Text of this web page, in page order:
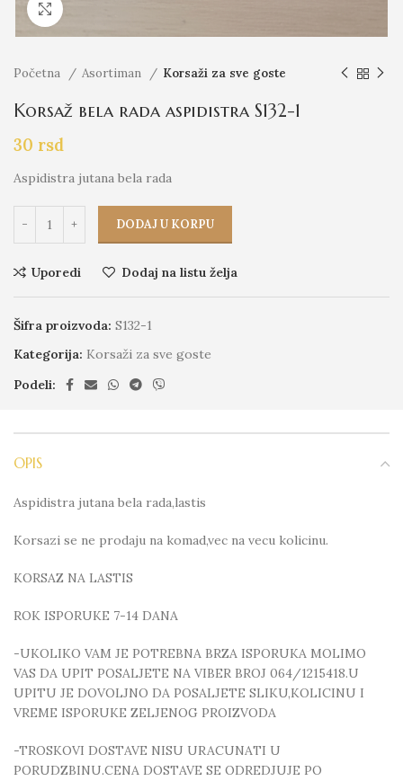
Početna Asortiman Korsaži za sve goste
Korsaž bela rada aspidistra S132-1
30 rsd
Aspidistra jutana bela rada
DODAJ U KORPU
Uporedi Dodaj na listu želja
Šifra proizvoda: S132-1
Kategorija: Korsaži za sve goste
Podeli:
OPIS
Aspidistra jutana bela rada,lastis
Korsazi se ne prodaju na komad,vec na vecu kolicinu.
KORSAZ NA LASTIS
ROK ISPORUKE 7-14 DANA
-UKOLIKO VAM JE POTREBNA BRZA ISPORUKA MOLIMO
VAS DA UPIT POSALJETE NA VIBER BROJ 064/1215418.U
UPITU JE DOVOLJNO DA POSALJETE SLIKU,KOLICINU I
VREME ISPORUKE ZELJENOG PROIZVODA
-TROSKOVI DOSTAVE NISU URACUNATI U
PORUDZBINU.CENA DOSTAVE SE ODREDJUJE PO